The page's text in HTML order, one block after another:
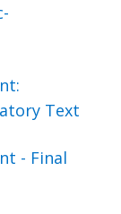
Text
- Final